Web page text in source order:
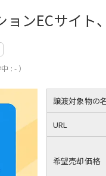
ンECサイ
: - ）
譲渡対象物の
URL
希望売却価格